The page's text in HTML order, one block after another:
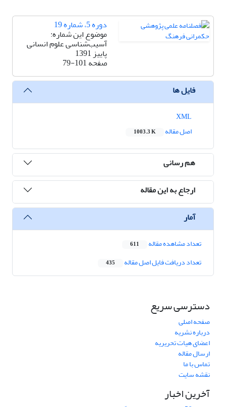
دوره 5، شماره 19
موضوع این شماره:
آسیب‌شناسی علوم انسانی
پاییز 1391
صفحه79-101
فایل ها
اصل مقاله
1003.3 K
هم رسانی
ارجاع به این مقاله
آمار
تعداد مشاهده مقاله 611
تعداد دریافت فایل اصل مقاله 435
دسترسی سریع
صفحه اصلی
درباره نشریه
اعضای هیات تحریریه
ارسال مقاله
تماس با ما
نقشه سایت
آخرین اخبار